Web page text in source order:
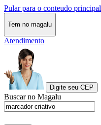
Pular para o conteudo principal
Tem no magalu
Atendimento
Digite seu CEP
Buscar no Magalu